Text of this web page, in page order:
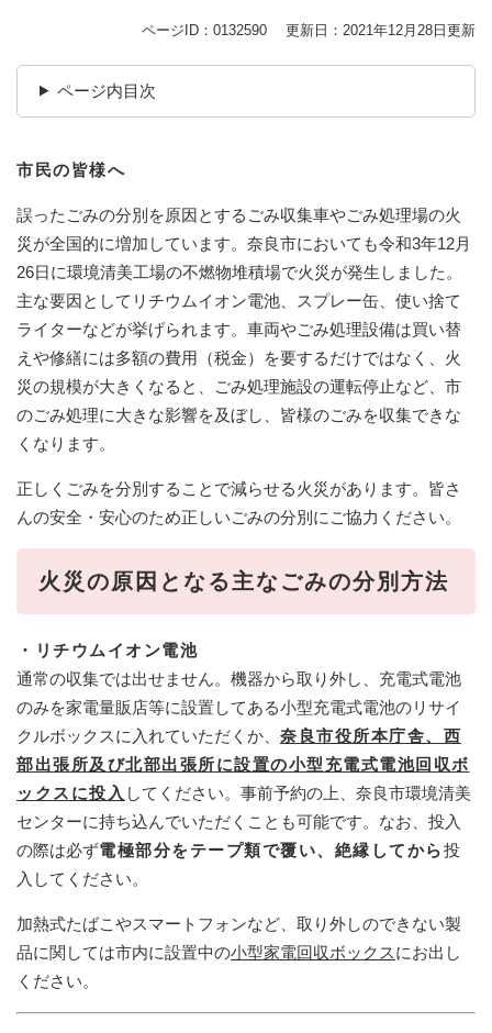
ページID：0132590 更新日：2021年12月28日更新
ページ内目次
市民の皆様へ
誤ったごみの分別を原因とするごみ収集車やごみ処理場の火
災が全国的に増加しています。奈良市においても令和3年12月
26日に環境清美工場の不燃物堆積場で火災が発生しました。
主な要因としてリチウムイオン電池、スプレー缶、使い捨て
ライターなどが挙げられます。車両やごみ処理設備は買い替
えや修繕には多額の費用（税金）を要するだけではなく、火
災の規模が大きくなると、ごみ処理施設の運転停止など、市
のごみ処理に大きな影響を及ぼし、皆様のごみを収集できな
くなります。
正しくごみを分別することで減らせる火災があります。皆さ
んの安全・安心のため正しいごみの分別にご協力ください。
火災の原因となる主なごみの分別方法
・リチウムイオン電池
通常の収集では出せません。機器から取り外し、充電式電池
のみを家電量販店等に設置してある小型充電式電池のリサイ
クルボックスに入れていただくか、 奈良市役所本庁舎、西
部出張所及び北部出張所に設置の小型充電式電池回収ボ
ックスに投入 してください。事前予約の上、奈良市環境清美
センターに持ち込んでいただくことも可能です。なお、投入
の際は必ず電極部分をテープ類で覆い、絶縁してから投
入してください。
加熱式たばこやスマートフォンなど、取り外しのできない製
品に関しては市内に設置中の小型家電回収ボックスにお出し
ください。